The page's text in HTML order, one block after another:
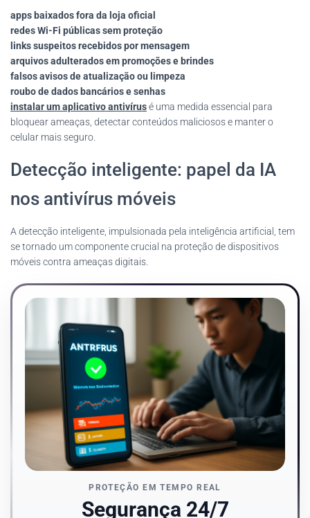
apps baixados fora da loja oficial
redes Wi-Fi públicas sem proteção
links suspeitos recebidos por mensagem
arquivos adulterados em promoções e brindes
falsos avisos de atualização ou limpeza
roubo de dados bancários e senhas
instalar um aplicativo antivírusé uma medida essencial para
bloquear ameaças, detectar conteúdos maliciosos e manter o
celular mais seguro.
Detecção inteligente: papel da IA
nos antivírus móveis
A detecção inteligente, impulsionada pela inteligência artificial, tem
se tornado um componente crucial na proteção de dispositivos
móveis contra ameaças digitais.
PROTEÇÃO EM TEMPO REAL
Segurança 24/7